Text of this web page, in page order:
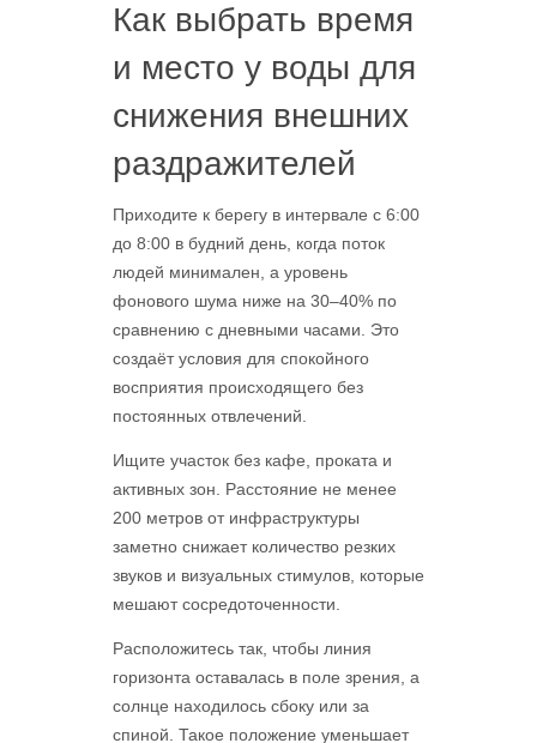
Как выбрать время
и место у воды для
снижения внешних
раздражителей
Приходите к берегу в интервале с 6:00
до 8:00 в будний день, когда поток
людей минимален, а уровень
фонового шума ниже на 30–40% по
сравнению с дневными часами. Это
создаёт условия для спокойного
восприятия происходящего без
постоянных отвлечений.
Ищите участок без кафе, проката и
активных зон. Расстояние не менее
200 метров от инфраструктуры
заметно снижает количество резких
звуков и визуальных стимулов, которые
мешают сосредоточенности.
Расположитесь так, чтобы линия
горизонта оставалась в поле зрения, а
солнце находилось сбоку или за
спиной. Такое положение уменьшает